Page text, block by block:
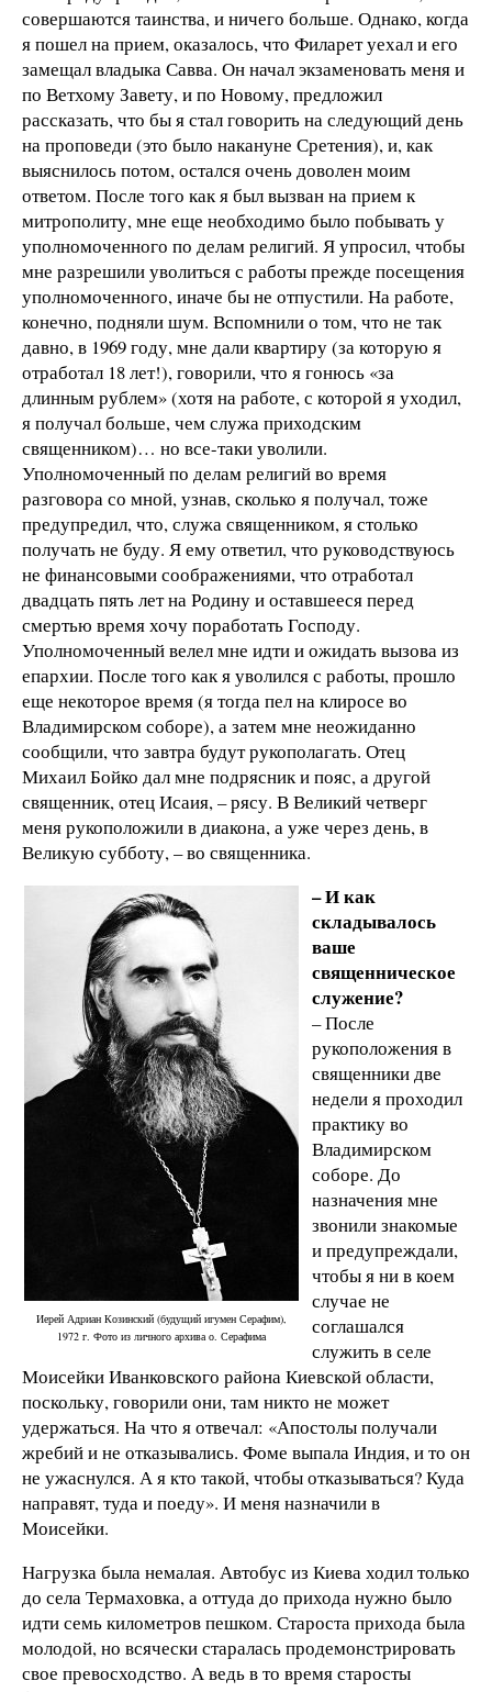
совершаются таинства, и ничего больше. Однако, когда
я пошел на прием, оказалось, что Филарет уехал и его
замещал владыка Савва. Он начал экзаменовать меня и
по Ветхому Завету, и по Новому, предложил
рассказать, что бы я стал говорить на следующий день
на проповеди (это было накануне Сретения), и, как
выяснилось потом, остался очень доволен моим
ответом. После того как я был вызван на прием к
митрополиту, мне еще необходимо было побывать у
уполномоченного по делам религий. Я упросил, чтобы
мне разрешили уволиться с работы прежде посещения
уполномоченного, иначе бы не отпустили. На работе,
конечно, подняли шум. Вспомнили о том, что не так
давно, в 1969 году, мне дали квартиру (за которую я
отработал 18 лет!), говорили, что я гонюсь «за
длинным рублем» (хотя на работе, с которой я уходил,
я получал больше, чем служа приходским
священником)… но все-таки уволили.
Уполномоченный по делам религий во время
разговора со мной, узнав, сколько я получал, тоже
предупредил, что, служа священником, я столько
получать не буду. Я ему ответил, что руководствуюсь
не финансовыми соображениями, что отработал
двадцать пять лет на Родину и оставшееся перед
смертью время хочу поработать Господу.
Уполномоченный велел мне идти и ожидать вызова из
епархии. После того как я уволился с работы, прошло
еще некоторое время (я тогда пел на клиросе во
Владимирском соборе), а затем мне неожиданно
сообщили, что завтра будут рукополагать. Отец
Михаил Бойко дал мне подрясник и пояс, а другой
священник, отец Исаия, – рясу. В Великий четверг
меня рукоположили в диакона, а уже через день, в
Великую субботу, – во священника.
Иерей Адриан Козинский (будущий игумен Серафим),
1972 г. Фото из личного архива о. Серафима
– И как
складывалось
ваше
священническое
служение?
– После
рукоположения в
священники две
недели я проходил
практику во
Владимирском
соборе. До
назначения мне
звонили знакомые
и предупреждали,
чтобы я ни в коем
случае не
соглашался
служить в селе
Моисейки Иванковского района Киевской области,
поскольку, говорили они, там никто не может
удержаться. На что я отвечал: «Апостолы получали
жребий и не отказывались. Фоме выпала Индия, и то он
не ужаснулся. А я кто такой, чтобы отказываться? Куда
направят, туда и поеду». И меня назначили в
Моисейки.
Нагрузка была немалая. Автобус из Киева ходил только
до села Термаховка, а оттуда до прихода нужно было
идти семь километров пешком. Староста прихода была
молодой, но всячески старалась продемонстрировать
свое превосходство. А ведь в то время старосты